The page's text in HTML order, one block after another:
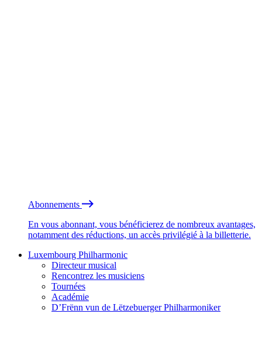
Abonnements
En vous abonnant, vous bénéficierez de nombreux avantages,
notamment des réductions, un accès privilégié à la billetterie.
Luxembourg Philharmonic
Directeur musical
Rencontrez les musiciens
Tournées
Académie
D’Frënn vun de Lëtzebuerger Philharmoniker